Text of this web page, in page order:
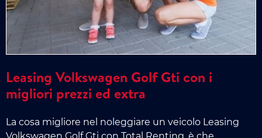
Leasing Volkswagen Golf Gti con i
migliori prezzi ed extra
La cosa migliore nel noleggiare un veicolo Leasing